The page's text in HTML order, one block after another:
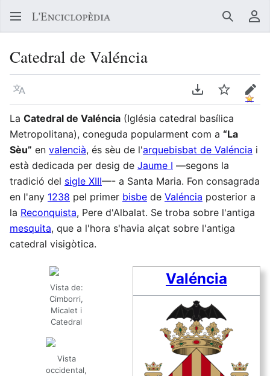
Buscar
Catedral de Valéncia
Llegir en un atre idioma Descarregar en
Vigilar
La Catedral de Valéncia (Iglésia catedral basílica
Metropolitana), coneguda popularment com a “La
Sèu” en valencià, és sèu de l'arquebisbat de Valéncia i
està dedicada per desig de Jaume I —segons la
tradició del sigle XIII—- a Santa Maria. Fon consagrada
en l'any 1238 pel primer bisbe de Valéncia posterior a
la Reconquista, Pere d'Albalat. Se troba sobre l'antiga
mesquita, que a l'hora s'havia alçat sobre l'antiga
catedral visigòtica.
Valéncia
Vista de:
Cimborri,
Micalet i
Catedral
Vista
occidental,